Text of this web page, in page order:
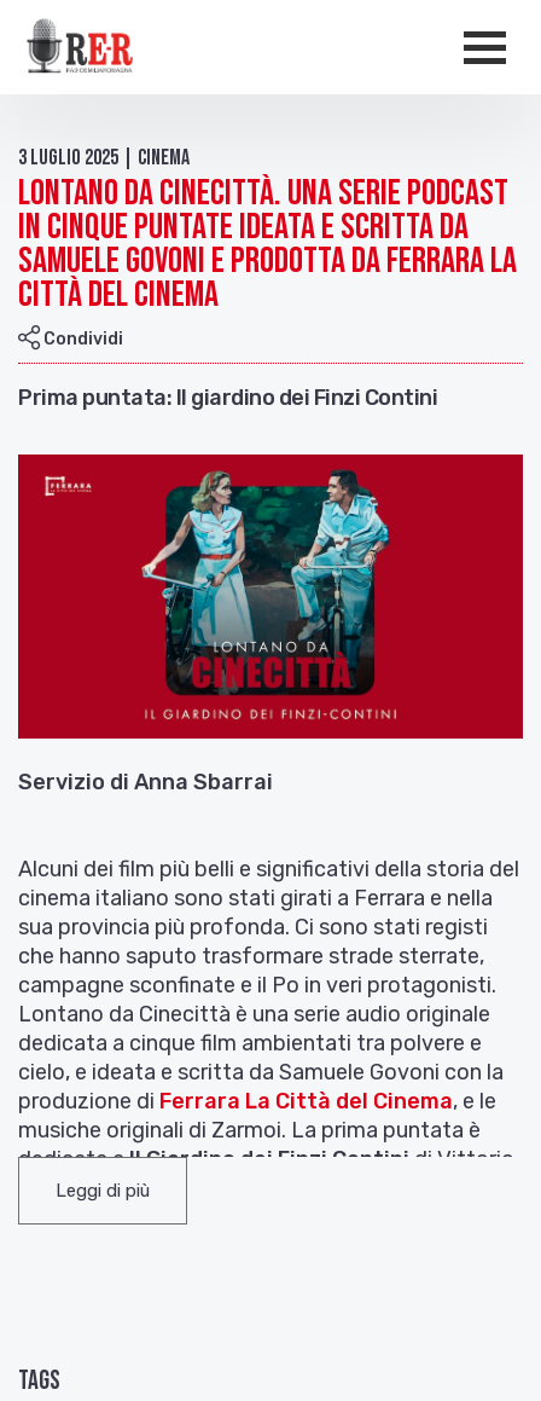
Salta al contenuto principale
3 Luglio 2025 | Cinema
Lontano da Cinecittà. Una serie podcast
in cinque puntate ideata e scritta da
Samuele Govoni e prodotta da Ferrara La
Città del Cinema
Condividi
Prima puntata: Il giardino dei Finzi Contini
Servizio di Anna Sbarrai
Alcuni dei film più belli e significativi della storia del
cinema italiano sono stati girati a Ferrara e nella
sua provincia più profonda. Ci sono stati registi
che hanno saputo trasformare strade sterrate,
campagne sconfinate e il Po in veri protagonisti.
Lontano da Cinecittà è una serie audio originale
dedicata a cinque film ambientati tra polvere e
cielo, e ideata e scritta da Samuele Govoni con la
produzione di Ferrara La Città del Cinema, e le
musiche originali di Zarmoi. La prima puntata è
dedicata aIl Giardino dei Finzi Contini di Vittorio
De Sica. Ringraziamo autore e produzione per la
condivisione di questi preziosi materiali.
Leggi di più
Tags